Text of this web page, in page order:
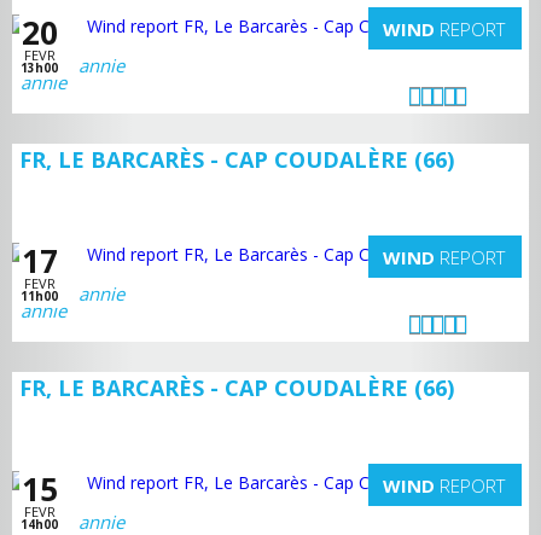
20
FEVR
13h00
WIND REPORT
annie
FR, LE BARCARÈS - CAP COUDALÈRE (66)
17
FEVR
11h00
WIND REPORT
annie
FR, LE BARCARÈS - CAP COUDALÈRE (66)
15
FEVR
14h00
WIND REPORT
annie